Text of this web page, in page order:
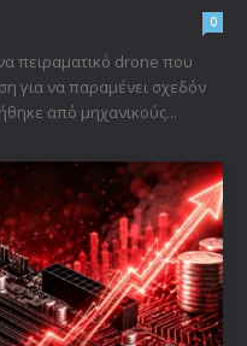
0
πειραματικό drone που
για να παραμένει σχεδόν
από μηχανικούς...